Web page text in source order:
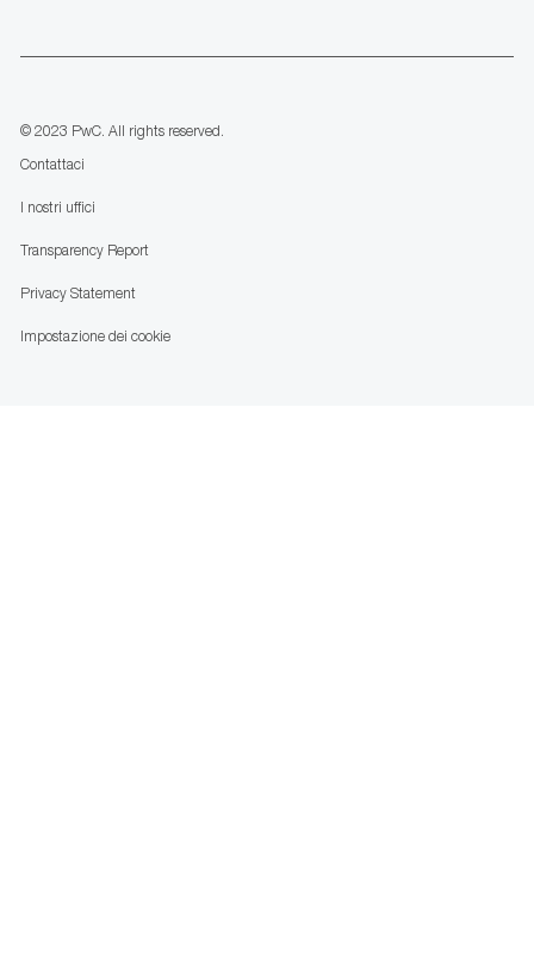
© 2023 PwC. All rights reserved.
Contattaci
I nostri uffici
Transparency Report
Privacy Statement
Impostazione dei cookie